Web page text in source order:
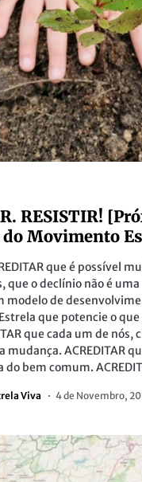
RESISTIR!
Movimento
que é possível
que o declínio não é
modelo de
que potencie o
que cada um de nós,
ACREDITAR
do bem comum.
Viva 4 de Novembro,